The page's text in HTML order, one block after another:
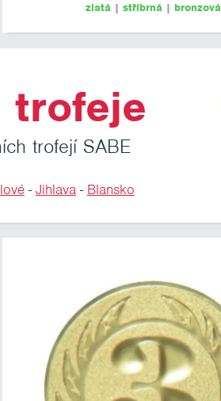
zlatá | stříbrná | bronzová
trofeje
trofejí SABE
-Jihlava- Blansko